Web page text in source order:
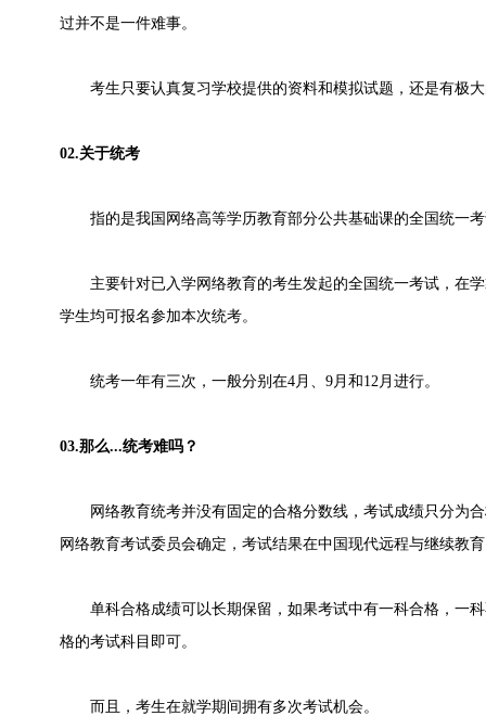
过并不是一件难事。
考生只要认真复习学校提供的资料和模拟试题，还是有极大
02.关于统考
指的是我国网络高等学历教育部分公共基础课的全国统一考
主要针对已入学网络教育的考生发起的全国统一考试，在学
学生均可报名参加本次统考。
统考一年有三次，一般分别在4月、9月和12月进行。
03.那么...统考难吗？
网络教育统考并没有固定的合格分数线，考试成绩只分为合
网络教育考试委员会确定，考试结果在中国现代远程与继续教
单科合格成绩可以长期保留，如果考试中有一科合格，一科
格的考试科目即可。
而且，考生在就学期间拥有多次考试机会。